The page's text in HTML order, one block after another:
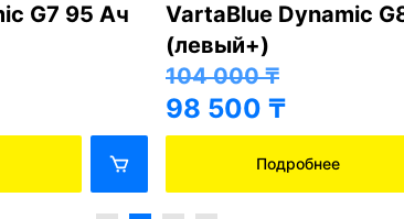
G7 95 Ач
VartaBlue Dynamic
(левый+)
104 000₸
98 500 ₸
Подробнее